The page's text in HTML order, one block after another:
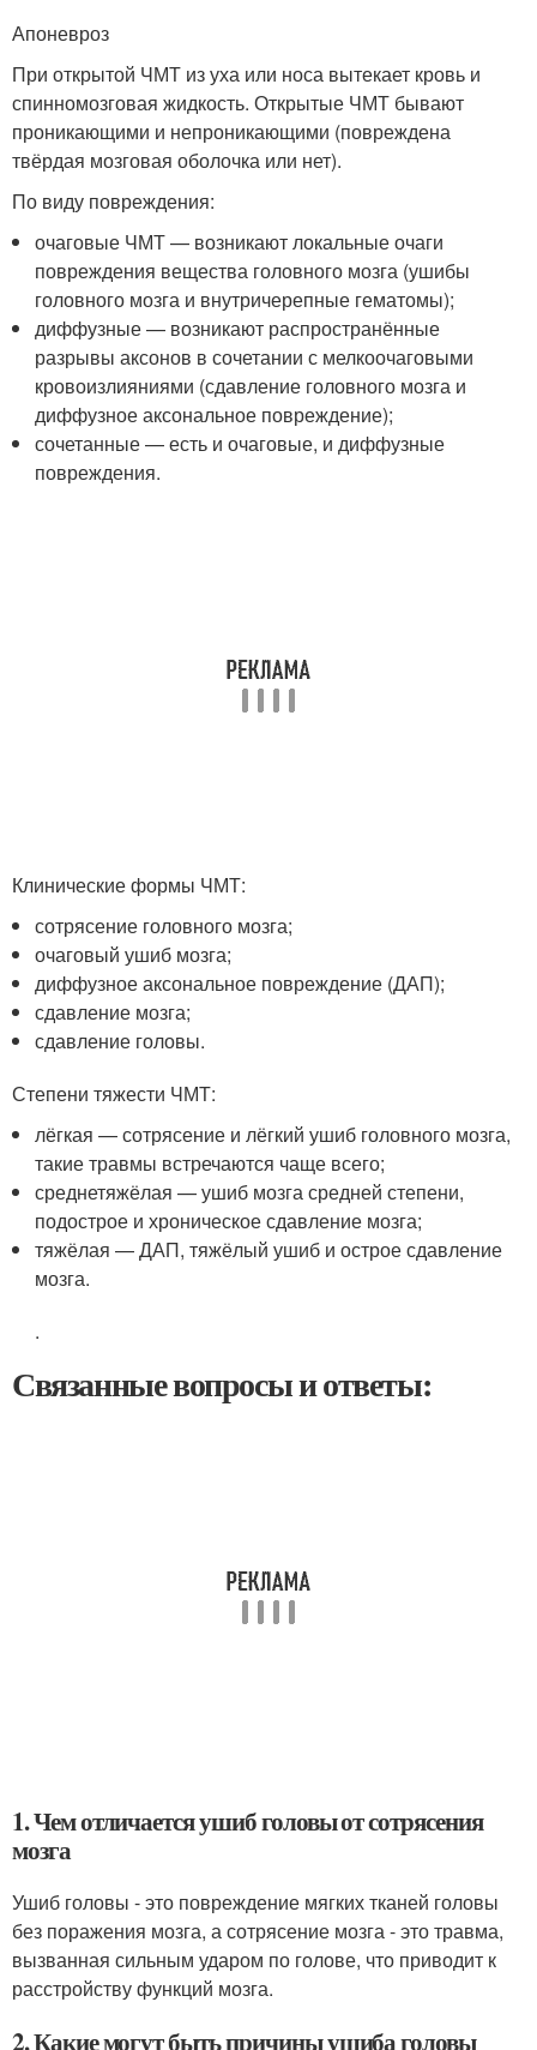
Апоневроз
При открытой ЧМТ из уха или носа вытекает кровь и
спинномозговая жидкость. Открытые ЧМТ бывают
проникающими и непроникающими (повреждена
твёрдая мозговая оболочка или нет).
По виду повреждения:
очаговые ЧМТ — возникают локальные очаги
повреждения вещества головного мозга (ушибы
головного мозга и внутричерепные гематомы);
диффузные — возникают распространённые
разрывы аксонов в сочетании с мелкоочаговыми
кровоизлияниями (сдавление головного мозга и
диффузное аксональное повреждение);
сочетанные — есть и очаговые, и диффузные
повреждения.
Клинические формы ЧМТ:
сотрясение головного мозга;
очаговый ушиб мозга;
диффузное аксональное повреждение (ДАП);
сдавление мозга;
сдавление головы.
Степени тяжести ЧМТ:
лёгкая — сотрясение и лёгкий ушиб головного мозга,
такие травмы встречаются чаще всего;
среднетяжёлая — ушиб мозга средней степени,
подострое и хроническое сдавление мозга;
тяжёлая — ДАП, тяжёлый ушиб и острое сдавление
мозга.
.
Связанные вопросы и ответы:
1. Чем отличается ушиб головы от сотрясения
мозга
Ушиб головы - это повреждение мягких тканей головы
без поражения мозга, а сотрясение мозга - это травма,
вызванная сильным ударом по голове, что приводит к
расстройству функций мозга.
2. Какие могут быть причины ушиба головы